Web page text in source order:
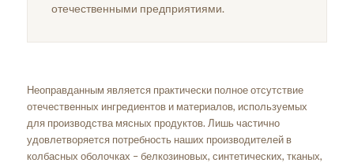
отечественными предприятиями.
Неоправданным является практически полное отсутствие
отечественных ингредиентов и материалов, используемых
для производства мясных продуктов. Лишь частично
удовлетворяется потребность наших производителей в
колбасных оболочках – белкозиновых, синтетических, тканых,